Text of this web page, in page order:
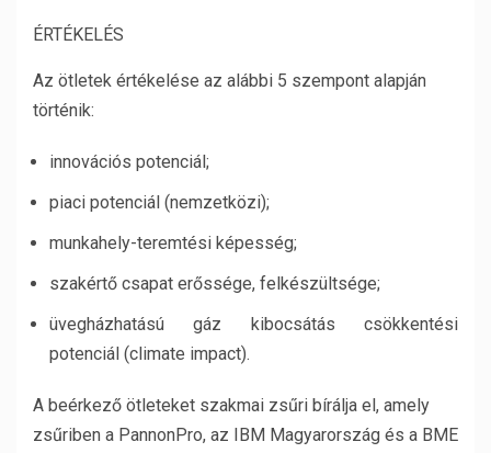
ÉRTÉKELÉS
Az ötletek értékelése az alábbi 5 szempont alapján
történik:
innovációs potenciál;
piaci potenciál (nemzetközi);
munkahely-teremtési képesség;
szakértő csapat erőssége, felkészültsége;
üvegházhatású gáz kibocsátás csökkentési
potenciál (climate impact).
A beérkező ötleteket szakmai zsűri bírálja el, amely
zsűriben a PannonPro, az IBM Magyarország és a BME